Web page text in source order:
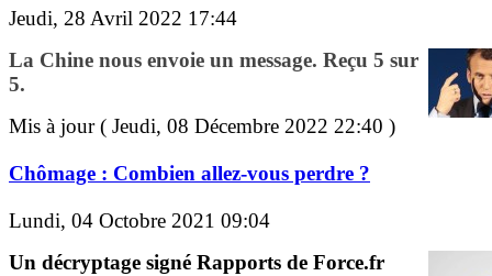
Jeudi, 28 Avril 2022 17:44
La Chine nous envoie un message. Reçu 5 sur
5.
Mis à jour ( Jeudi, 08 Décembre 2022 22:40 )
Chômage : Combien allez-vous perdre ?
Lundi, 04 Octobre 2021 09:04
Un décryptage signé Rapports de Force.fr